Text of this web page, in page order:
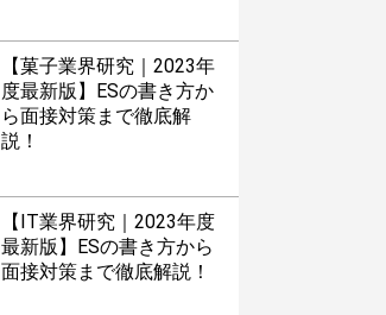
【菓子業界研究｜2023年
度最新版】ESの書き方か
ら面接対策まで徹底解
説！
【IT業界研究｜2023年度
最新版】ESの書き方から
面接対策まで徹底解説！